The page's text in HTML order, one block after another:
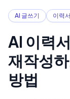
AI 글쓰기 이력
AI 이력
재작성
방법